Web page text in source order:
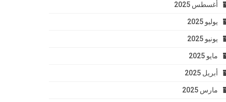
أغسطس 2025
يوليو 2025
يونيو 2025
مايو 2025
أبريل 2025
مارس 2025